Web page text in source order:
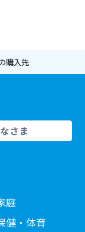
購入先
さま
庭
健・体育